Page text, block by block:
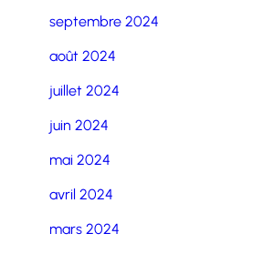
septembre 2024
août 2024
juillet 2024
juin 2024
mai 2024
avril 2024
mars 2024